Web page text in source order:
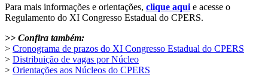
Para mais informações e orientações, clique aqui e acesse o
Regulamento do XI Congresso Estadual do CPERS.
>> Confira também:
> Cronograma de prazos do XI Congresso Estadual do CPERS
> Distribuição de vagas por Núcleo
> Orientações aos Núcleos do CPERS